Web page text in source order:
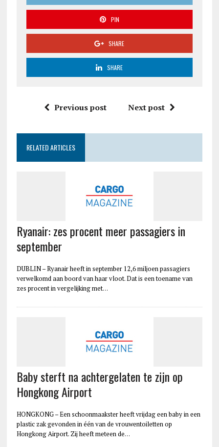
PIN
SHARE
SHARE
Previous post Next post
RELATED ARTICLES
Ryanair: zes procent meer passagiers in
september
DUBLIN – Ryanair heeft in september 12,6 miljoen passagiers
verwelkomd aan boord van haar vloot. Dat is een toename van
zes procent in vergelijking met…
Baby sterft na achtergelaten te zijn op
Hongkong Airport
HONGKONG – Een schoonmaakster heeft vrijdag een baby in een
plastic zak gevonden in één van de vrouwentoiletten op
Hongkong Airport. Zij heeft meteen de…